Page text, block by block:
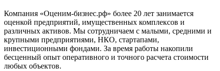
Компания «Оценим-бизнес.рф» более 20 лет занимается
оценкой предприятий, имущественных комплексов и
различных активов. Мы сотрудничаем с малыми, средними и
крупными предприятиями, НКО, стартапами,
инвестиционными фондами. За время работы накопили
бесценный опыт оперативного и точного расчета стоимости
любых объектов.
Георгиевск
Глазов
Горно-Алтайск
Городец
Горячий Ключ